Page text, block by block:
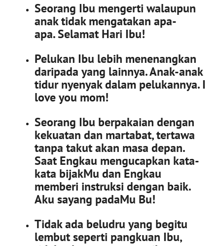
Seorang Ibu mengerti walaupun
anak tidak mengatakan apa-
apa. Selamat Hari Ibu!
Pelukan Ibu lebih menenangkan
daripada yang lainnya. Anak-anak
tidur nyenyak dalam pelukannya. I
love you mom!
Seorang Ibu berpakaian dengan
kekuatan dan martabat, tertawa
tanpa takut akan masa depan.
Saat Engkau mengucapkan kata-
kata bijakMu dan Engkau
memberi instruksi dengan baik.
Aku sayang padaMu Bu!
Tidak ada beludru yang begitu
lembut seperti pangkuan Ibu,